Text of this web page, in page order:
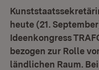
heute (21.
Ideenkongress
bezogen zur Rolle
ländlichen Raum.